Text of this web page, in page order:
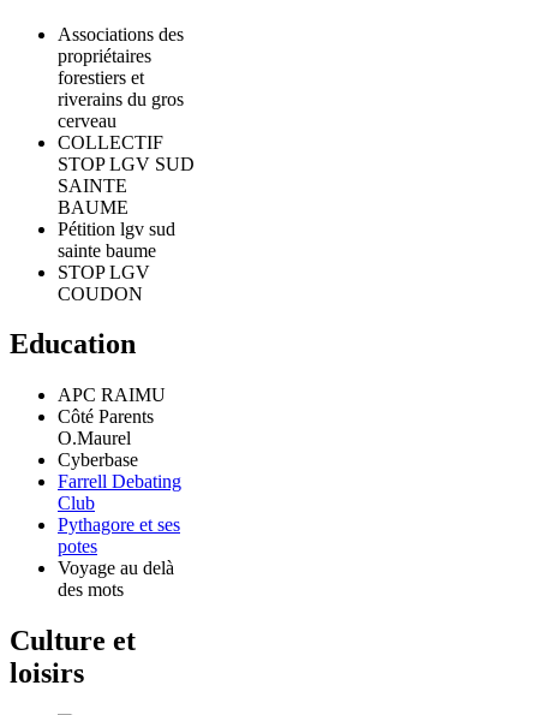
Associations des
propriétaires
forestiers et
riverains du gros
cerveau
COLLECTIF
STOP LGV SUD
SAINTE
BAUME
Pétition lgv sud
sainte baume
STOP LGV
COUDON
Education
APC RAIMU
Côté Parents
O.Maurel
Cyberbase
Farrell Debating
Club
Pythagore et ses
potes
Voyage au delà
des mots
Culture et
loisirs